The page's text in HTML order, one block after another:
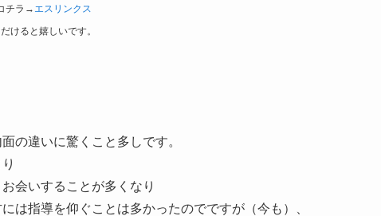
チラ→エスリンクス
けると嬉しいです。
の違いに驚くこと多しです。
会いすることが多くなり
は指導を仰ぐことは多かったのでですが（今も）、